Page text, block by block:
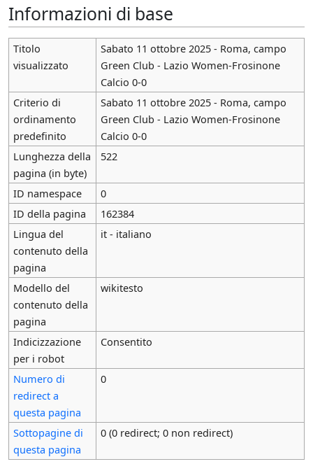
Informazioni di base
Titolo
visualizzato
Sabato 11 ottobre 2025 - Roma, campo
Green Club - Lazio Women-Frosinone
Calcio 0-0
Criterio di
ordinamento
predefinito
Sabato 11 ottobre 2025 - Roma, campo
Green Club - Lazio Women-Frosinone
Calcio 0-0
Lunghezza della
pagina (in byte)
522
ID namespace
0
ID della pagina
162384
Lingua del
contenuto della
pagina
it - italiano
Modello del
contenuto della
pagina
wikitesto
Indicizzazione
per i robot
Consentito
Numero di
redirect a
questa pagina
0
Sottopagine di
questa pagina
0 (0 redirect; 0 non redirect)